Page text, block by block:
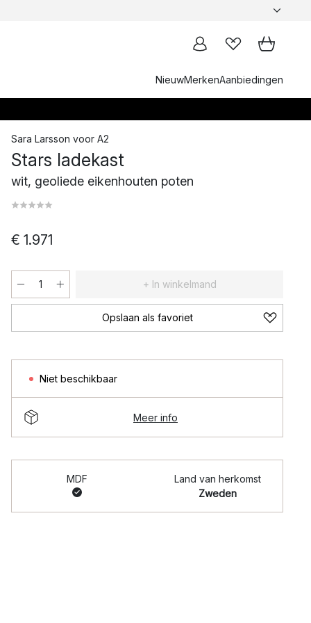
NieuwMerkenAanbiedingen
Sara Larsson voor A2
Stars ladekast
wit, geoliede eikenhouten poten
€ 1.971
+ In winkelmand
Opslaan als favoriet
Niet beschikbaar
Meer info
MDF
Land van herkomst
Zweden